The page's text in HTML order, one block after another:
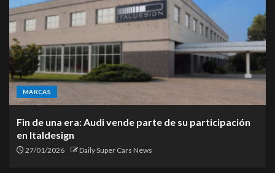
MARCAS
Fin de una era: Audi vende parte de su participación
en Italdesign
27/01/2026 Daily Super Cars News